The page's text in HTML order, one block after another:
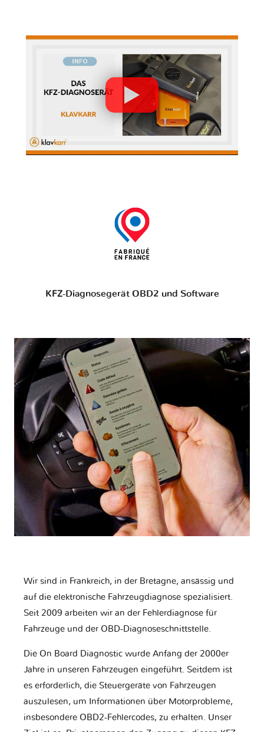
KFZ-Diagnosegerät OBD2 und Software
Wir sind in Frankreich, in der Bretagne, ansässig und
auf die elektronische Fahrzeugdiagnose spezialisiert.
Seit 2009 arbeiten wir an der Fehlerdiagnose für
Fahrzeuge und der OBD-Diagnoseschnittstelle.
Die On Board Diagnostic wurde Anfang der 2000er
Jahre in unseren Fahrzeugen eingeführt. Seitdem ist
es erforderlich, die Steuergeräte von Fahrzeugen
auszulesen, um Informationen über Motorprobleme,
insbesondere OBD2-Fehlercodes, zu erhalten. Unser